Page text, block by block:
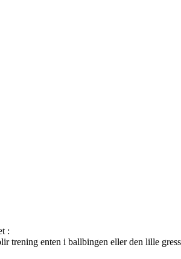
:
trening enten i ballbingen eller den lille